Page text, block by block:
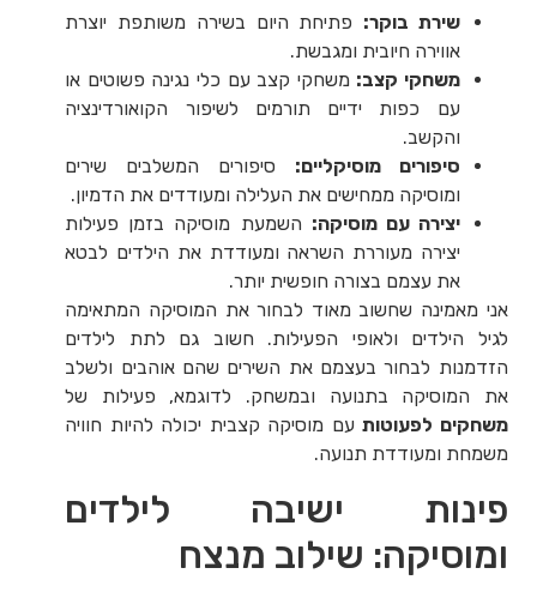
שירת בוקר: פתיחת היום בשירה משותפת יוצרת
אווירה חיובית ומגבשת.
משחקי קצב: משחקי קצב עם כלי נגינה פשוטים או
עם כפות ידיים תורמים לשיפור הקואורדינציה
והקשב.
סיפורים מוסיקליים: סיפורים המשלבים שירים
ומוסיקה ממחישים את העלילה ומעודדים את הדמיון.
יצירה עם מוסיקה: השמעת מוסיקה בזמן פעילות
יצירה מעוררת השראה ומעודדת את הילדים לבטא
את עצמם בצורה חופשית יותר.
אני מאמינה שחשוב מאוד לבחור את המוסיקה המתאימה
לגיל הילדים ולאופי הפעילות. חשוב גם לתת לילדים
הזדמנות לבחור בעצמם את השירים שהם אוהבים ולשלב
את המוסיקה בתנועה ובמשחק. לדוגמא, פעילות של
משחקים לפעוטותעם מוסיקה קצבית יכולה להיות חוויה
משמחת ומעודדת תנועה.
פינות ישיבה לילדים
ומוסיקה: שילוב מנצח